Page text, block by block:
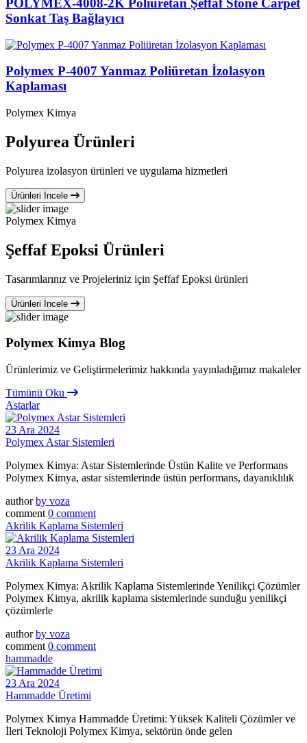
POLYMEX-4008-2K Poliüretan Şeffaf Stone Carpet
Sonkat Taş Bağlayıcı
Polymex P-4007 Yanmaz Poliüretan İzolasyon
Kaplaması
Polymex Kimya
Polyurea Ürünleri
Polyurea izolasyon ürünleri ve uygulama hizmetleri
Ürünleri İncele
Polymex Kimya
Şeffaf Epoksi Ürünleri
Tasarımlarınız ve Projeleriniz için Şeffaf Epoksi ürünleri
Ürünleri İncele
Polymex Kimya Blog
Ürünlerimiz ve Geliştirmelerimiz hakkında yayınladığımız makaleler
Tümünü Oku
Astarlar
23 Ara 2024
Polymex Astar Sistemleri
Polymex Kimya: Astar Sistemlerinde Üstün Kalite ve Performans
Polymex Kimya, astar sistemlerinde üstün performans, dayanıklılık
authorby voza
comment 0 comment
Akrilik Kaplama Sistemleri
23 Ara 2024
Akrilik Kaplama Sistemleri
Polymex Kimya: Akrilik Kaplama Sistemlerinde Yenilikçi Çözümler
Polymex Kimya, akrilik kaplama sistemlerinde sunduğu yenilikçi
çözümlerle
authorby voza
comment 0 comment
hammadde
23 Ara 2024
Hammadde Üretimi
Polymex Kimya Hammadde Üretimi: Yüksek Kaliteli Çözümler ve
İleri Teknoloji Polymex Kimya, sektörün önde gelen